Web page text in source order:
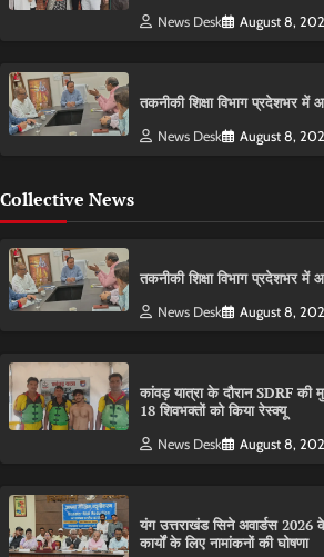
News Desk August 8,
तकनीकी शिक्षा विभाग प्रदेशभर में
News Desk August 8,
Collective News
तकनीकी शिक्षा विभाग प्रदेशभर में
News Desk August 8,
कांवड़ यात्रा के दौरान SDRF
18 शिवभक्तों को किया रेस्क्यू
News Desk August 8,
यंग उत्तराखंड सिने अवार्डस 2026
कार्यों के लिए नामांकनों की घोषणा